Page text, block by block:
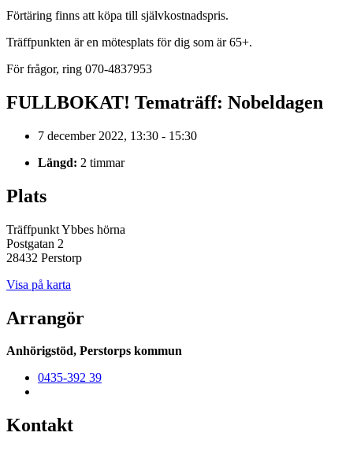
Förtäring finns att köpa till självkostnadspris.
Träffpunkten är en mötesplats för dig som är 65+.
För frågor, ring 070-4837953
FULLBOKAT! Tematräff: Nobeldagen
7 december 2022, 13:30 - 15:30
Längd: 2 timmar
Plats
Träffpunkt Ybbes hörna
Postgatan 2
28432 Perstorp
Visa på karta
Arrangör
Anhörigstöd, Perstorps kommun
0435-392 39
Kontakt